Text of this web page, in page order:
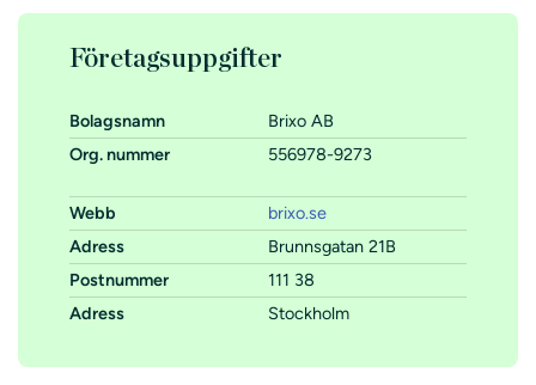
Företagsuppgifter
Bolagsnamn
Brixo AB
Org. nummer
556978-9273
Webb
brixo.se
Adress
Brunnsgatan 21B
Postnummer
111 38
Adress
Stockholm